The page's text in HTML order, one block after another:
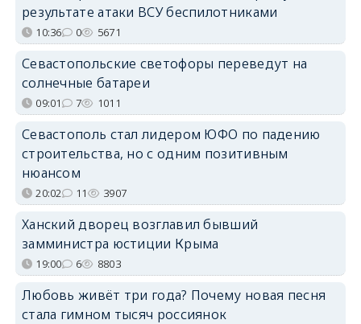
результате атаки ВСУ беспилотниками
10:36 0 5671
Севастопольские светофоры переведут на
солнечные батареи
09:01 7 1011
Севастополь стал лидером ЮФО по падению
строительства, но с одним позитивным
нюансом
20:02 11 3907
Ханский дворец возглавил бывший
замминистра юстиции Крыма
19:00 6 8803
Любовь живёт три года? Почему новая песня
стала гимном тысяч россиянок